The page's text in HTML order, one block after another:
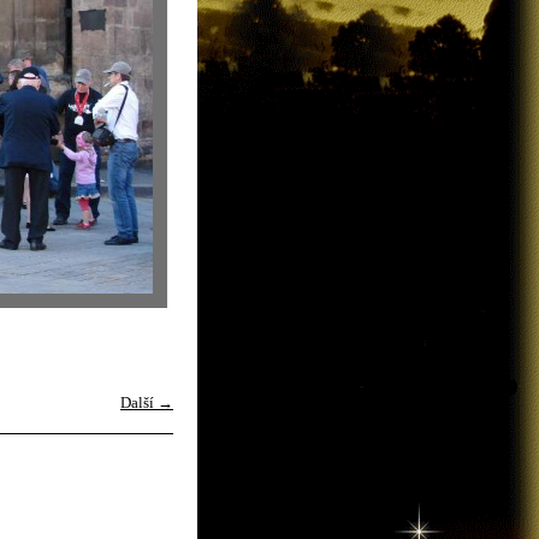
Další →